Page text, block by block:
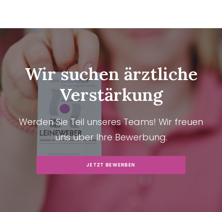
Wir suchen ärztliche
Verstärkung
Werden Sie Teil unseres Teams! Wir freuen
uns über Ihre Bewerbung.
JETZT BEWERBEN